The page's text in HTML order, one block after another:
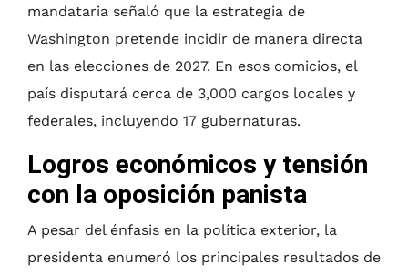
mandataria señaló que la estrategia de
Washington pretende incidir de manera directa
en las elecciones de 2027. En esos comicios, el
país disputará cerca de 3,000 cargos locales y
federales, incluyendo 17 gubernaturas.
Logros económicos y tensión
con la oposición panista
A pesar del énfasis en la política exterior, la
presidenta enumeró los principales resultados de